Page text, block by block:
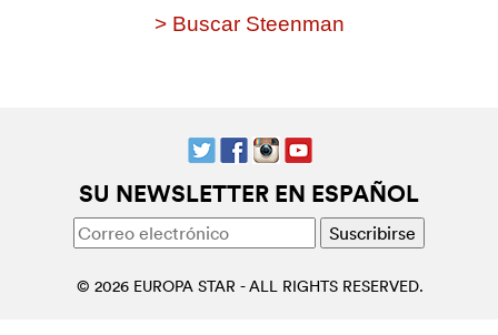
> Buscar Steenman
SU NEWSLETTER EN ESPAÑOL
© 2026 EUROPA STAR - ALL RIGHTS RESERVED.